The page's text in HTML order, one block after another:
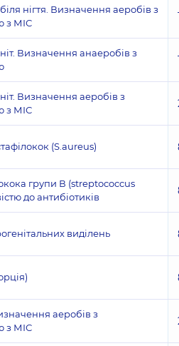
нігтя. Визначення аеробів з
з МІС
Визначення анаеробів з
Визначення аеробів з
з МІС
(S.aureus)
групи В (streptococcus
до антибіотиків
виділень
аеробів з
з МІС